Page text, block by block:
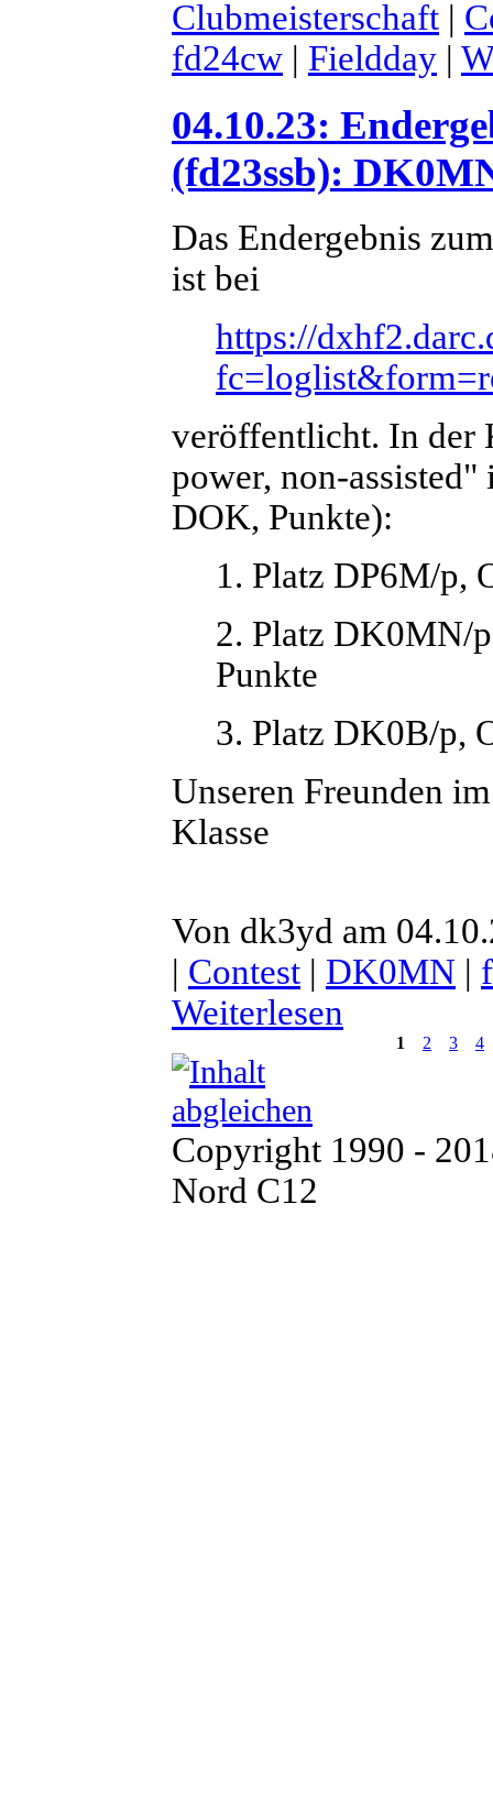
Clubmeisterschaft |
fd24cw | Fieldday |
04.10.23:
(fd23ssb):
Das Endergebnis
ist bei
https://
veröffentlicht. In der
power, non-
DOK, Punkte):
1. Platz DP6M/p,
2. Platz DK0MN/
Punkte
3. Platz DK0B/p,
Unseren Freunden
Klasse
Von dk3yd am
| Contest | DK0MN |
Weiterlesen
1 2 3 4
Copyright 1990 -
Nord C12